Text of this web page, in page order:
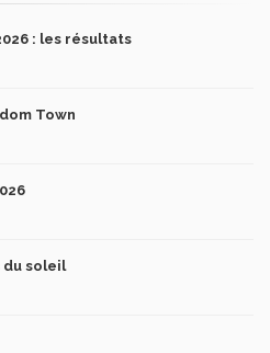
: les résultats
Town
du soleil